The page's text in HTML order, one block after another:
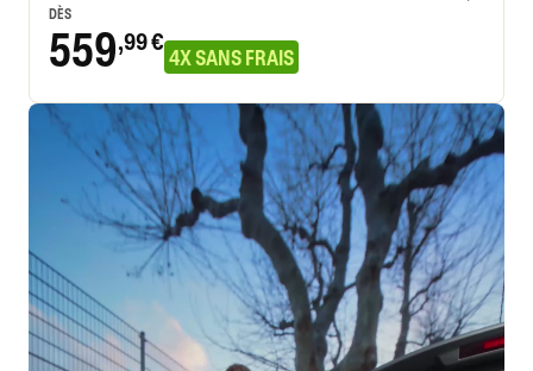
DÈS
559,99 €
4X SANS FRAIS